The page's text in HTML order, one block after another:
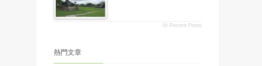
ⓦ Recent Posts
熱門文章